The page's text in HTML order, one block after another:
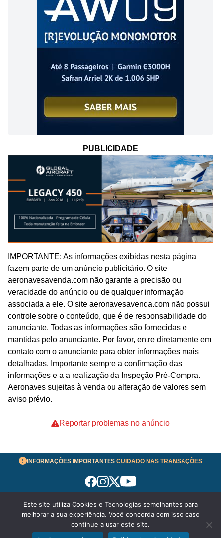
PUBLICIDADE
IMPORTANTE: As informações exibidas nesta página
fazem parte de um anúncio publicitário. O site
aeronavesavenda.com não garante a precisão ou
veracidade do anúncio ou de qualquer informação
associada a ele. O site aeronavesavenda.com não possui
controle sobre o conteúdo, que é de responsabilidade do
anunciante. Todas as informações são fornecidas e
mantidas pelo anunciante. Por favor, entre diretamente em
contato com o anunciante para obter informações mais
detalhadas. Importante sempre a confirmação das
informações e a a realização da Inspeção Pré-Compra.
Aeronaves sujeitas à venda ou alteração de valores sem
aviso prévio.
Reportar problemas no anúncio
INFORMAÇÕES IMPORTANTES CUIDADO NAS TRANSAÇÕES
Termos de Uso
© 2026 aeronavesavenda.com | Todos os Direitos
Reservados!
Este site utiliza Cookies e Tecnologias semelhantes para
melhorar a sua experiência. Você concorda com isso caso
continue a usar este site.